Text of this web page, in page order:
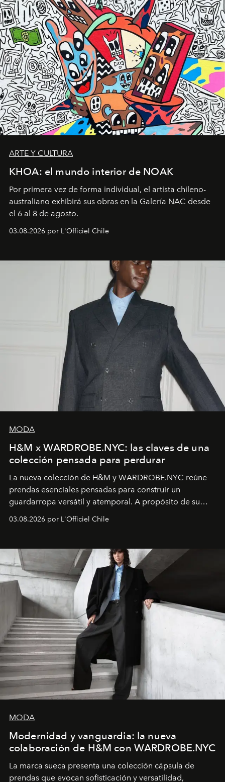
ARTE Y CULTURA
KHOA: el mundo interior de NOAK
Por primera vez de forma individual, el artista chileno-
australiano exhibirá sus obras en la Galería NAC desde
el 6 al 8 de agosto.
03.08.2026 por L'Officiel Chile
MODA
H&M x WARDROBE.NYC: las claves de una
colección pensada para perdurar
La nueva colección de H&M y WARDROBE.NYC reúne
prendas esenciales pensadas para construir un
guardarropa versátil y atemporal. A propósito de su
lanzamiento, los fundadores de la firma neoyorquina y
la asesora creativa y jefa de diseño global de la marca
y la filosofía detrás de la propuesta.
03.08.2026 por L'Officiel Chile
MODA
Modernidad y vanguardia: la nueva
colaboración de H&M con WARDROBE.NYC
La marca sueca presenta una colección cápsula de
prendas que evocan sofisticación y versatilidad,